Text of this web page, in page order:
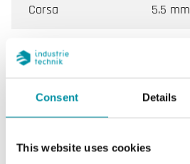
Consent Details
This website uses cookies
Corsa 5.5 mm
KVs
max
Temperatura del
fluido